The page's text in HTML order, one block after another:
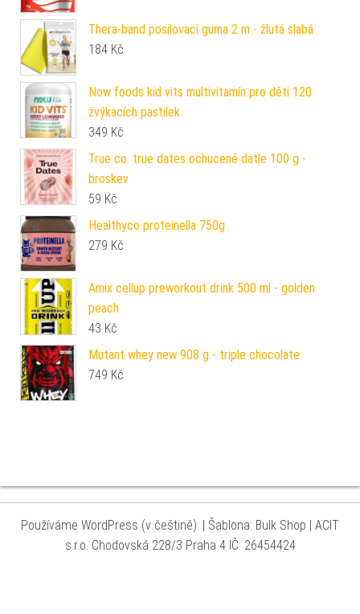
Thera-band posilovací guma 2 m - žlutá slabá
184 Kč
Now foods kid vits multivitamín pro děti 120
žvýkacích pastilek
349 Kč
True co. true dates ochucené datle 100 g -
broskev
59 Kč
Healthyco proteinella 750g
279 Kč
Amix cellup preworkout drink 500 ml - golden
peach
43 Kč
Mutant whey new 908 g - triple chocolate
749 Kč
Používáme WordPress (v češtině). | Šablona: Bulk Shop | ACIT
s.r.o. Chodovská 228/3 Praha 4 IČ: 26454424